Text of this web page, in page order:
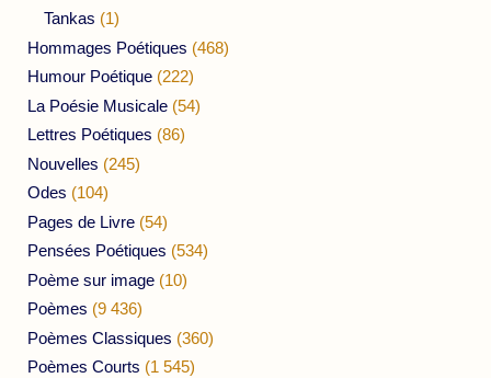
Tankas (1)
Hommages Poétiques (468)
Humour Poétique (222)
La Poésie Musicale (54)
Lettres Poétiques (86)
Nouvelles (245)
Odes (104)
Pages de Livre (54)
Pensées Poétiques (534)
Poème sur image (10)
Poèmes (9 436)
Poèmes Classiques (360)
Poèmes Courts (1 545)